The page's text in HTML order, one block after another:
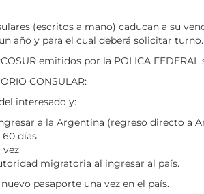
(escritos a mano) caducan a su
año y para el cual deberá solicitar turno.
emitidos por la POLICA
CONSULAR:
interesado y:
a la Argentina (regreso directo a
días
migratoria al ingresar al país.
pasaporte una vez en el país.